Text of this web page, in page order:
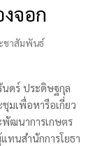
จอก
ชาสัมพันธ์
นดร์ ประดิษฐกุล
มเพื่อหารือเกี่ยว
พัฒนาการเกษตร
ทนสำนักการโยธา